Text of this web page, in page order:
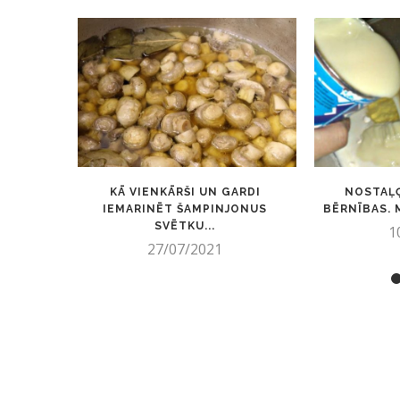
KĀ VIENKĀRŠI UN GARDI
IEMARINĒT ŠAMPINJONUS
SVĒTKU...
27/07/2021
BĒRNĪBAS.